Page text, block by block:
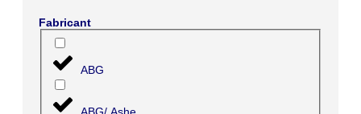
Fabricant
ABG